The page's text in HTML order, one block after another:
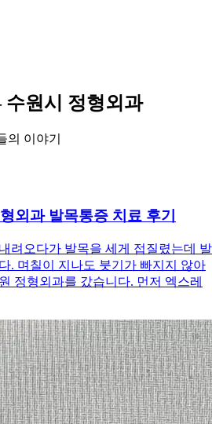
원시 정형외과
의 이야기
외과 발목통증 치료 후기
려오다가 발목을 세게 접질렸는데 발
. 며칠이 지나도 붓기가 빠지지 않아
정형외과를 갔습니다. 먼저 엑스레